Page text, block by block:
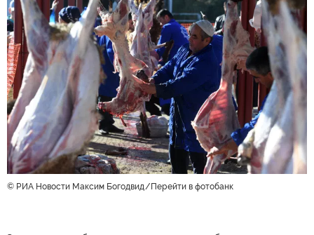
© РИА Новости Максим Богодвид Перейти в фотобанк